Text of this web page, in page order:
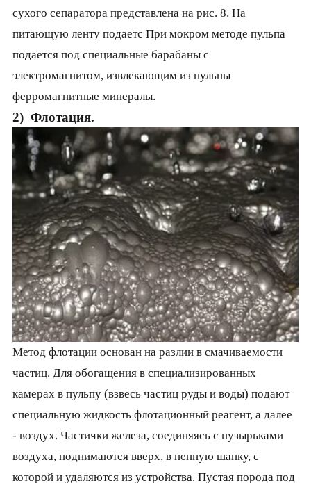
сухо­го сепаратора представлена на рис. 8. На
питающую лен­ту подаетс При мокром методе пульпа
подается под специальные барабаны с
электромагнитом, извлекающим из пульпы
ферромагнит­ные минералы.
2) Флотация.
Метод флотации основан на разлии в смачиваемости
частиц. Для обогащения в специализированных
камерах в пульпу (взвесь частиц руды и воды) подают
специальную жидкость флотационный реагент, а далее
- воздух. Частички железа, соединяясь с пузырьками
воздуха, поднимаются вверх, в пенную шапку, с
которой и удаляются из устройства. Пустая порода под